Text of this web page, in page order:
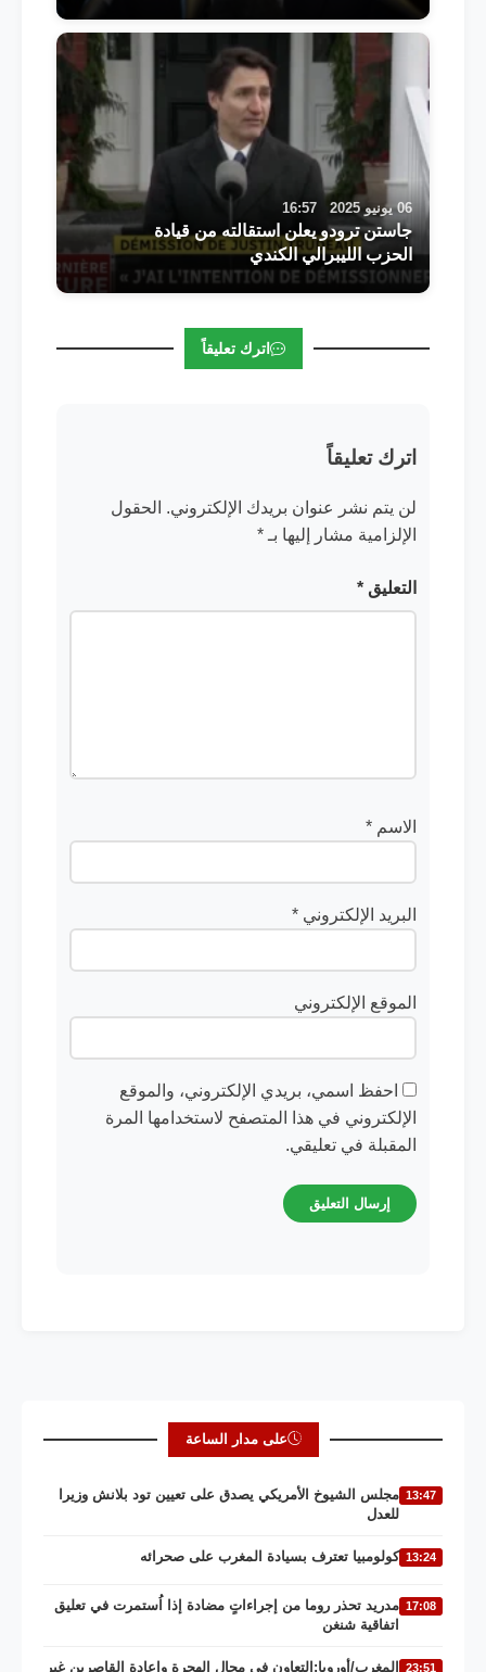
06 يونيو 2025 16:57
جاستن ترودو يعلن استقالته من قيادة
الحزب الليبرالي الكندي
اترك تعليقاً
اترك تعليقاً
لن يتم نشر عنوان بريدك الإلكتروني. الحقول
الإلزامية مشار إليها بـ *
التعليق *
الاسم *
البريد الإلكتروني *
الموقع الإلكتروني
احفظ اسمي، بريدي الإلكتروني، والموقع
الإلكتروني في هذا المتصفح لاستخدامها المرة
المقبلة في تعليقي.
على مدار الساعة
13:47 مجلس الشيوخ الأمريكي يصدق على تعيين تود بلانش وزيرا
للعدل
13:24 كولومبيا تعترف بسيادة المغرب على صحرائه
17:08 مدريد تحذر روما من إجراءاتٍ مضادة إذا اُستمرت في تعليق
اتفاقية شنغن
23:51 المغرب/أوروبا:التعاون في مجال الهجرة وإعادة القاصرين غير